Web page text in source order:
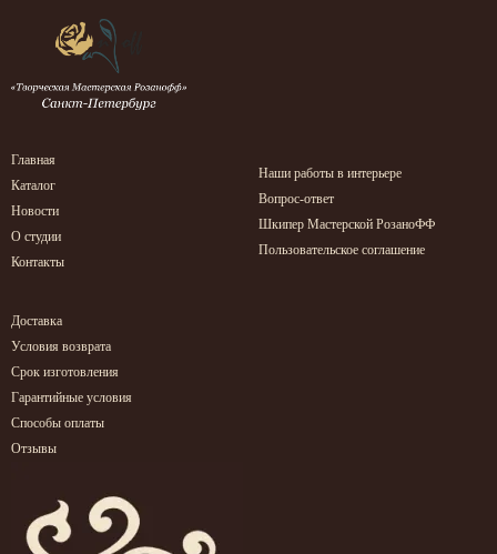
Главная
Каталог
Новости
О студии
Контакты
Наши работы в интерьере
Вопрос-ответ
Шкипер Мастерской РозаноФФ
Пользовательское соглашение
Доставка
Условия возврата
Срок изготовления
Гарантийные условия
Способы оплаты
Отзывы